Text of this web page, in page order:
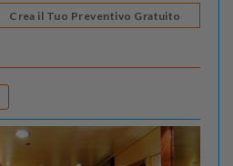
Crea il Tuo Preventivo Gratuito